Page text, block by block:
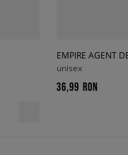
EMPIRE AGENT
unisex
36,99 RON